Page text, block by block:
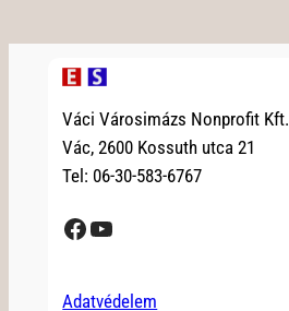
Váci Városimázs Nonprofit Kft.
Vác, 2600 Kossuth utca 21
Tel: 06-30-583-6767
Facebook YouTube
Adatvédelem